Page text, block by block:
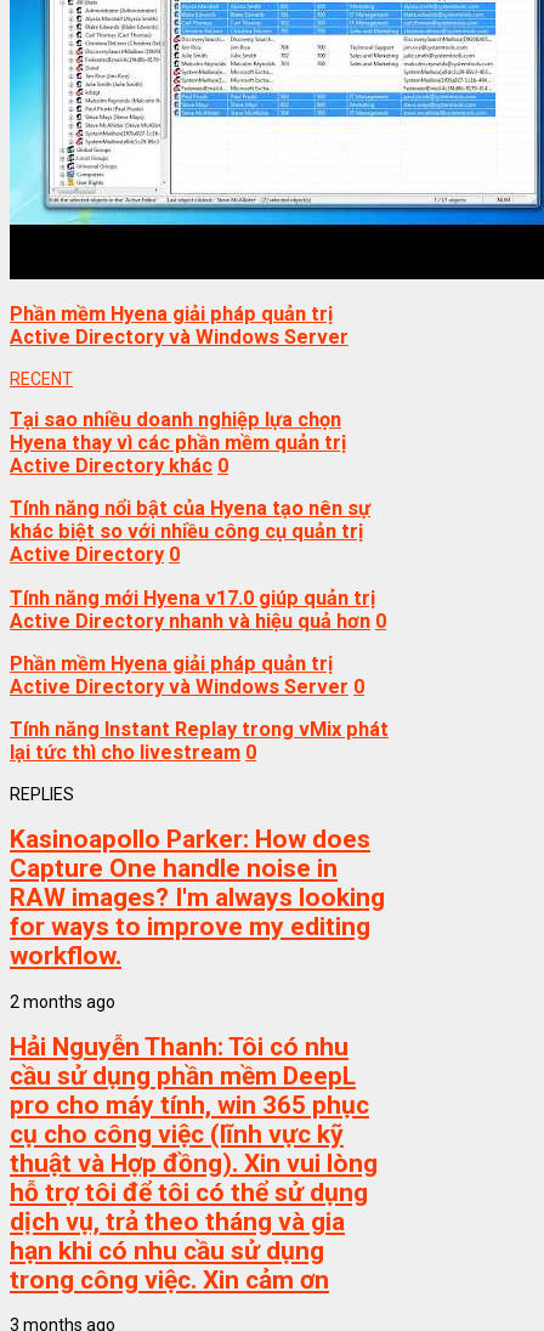
Phần mềm Hyena giải pháp quản trị
Active Directory và Windows Server
RECENT
Tại sao nhiều doanh nghiệp lựa chọn
Hyena thay vì các phần mềm quản trị
Active Directory khác 0
Tính năng nổi bật của Hyena tạo nên sự
khác biệt so với nhiều công cụ quản trị
Active Directory 0
Tính năng mới Hyena v17.0 giúp quản trị
Active Directory nhanh và hiệu quả hơn 0
Phần mềm Hyena giải pháp quản trị
Active Directory và Windows Server 0
Tính năng Instant Replay trong vMix phát
lại tức thì cho livestream 0
REPLIES
Kasinoapollo Parker: How does
Capture One handle noise in
RAW images? I'm always looking
for ways to improve my editing
workflow.
2 months ago
Hải Nguyễn Thanh: Tôi có nhu
cầu sử dụng phần mềm DeepL
pro cho máy tính, win 365 phục
cụ cho công việc (lĩnh vực kỹ
thuật và Hợp đồng). Xin vui lòng
hỗ trợ tôi để tôi có thể sử dụng
dịch vụ, trả theo tháng và gia
hạn khi có nhu cầu sử dụng
trong công việc. Xin cảm ơn
3 months ago